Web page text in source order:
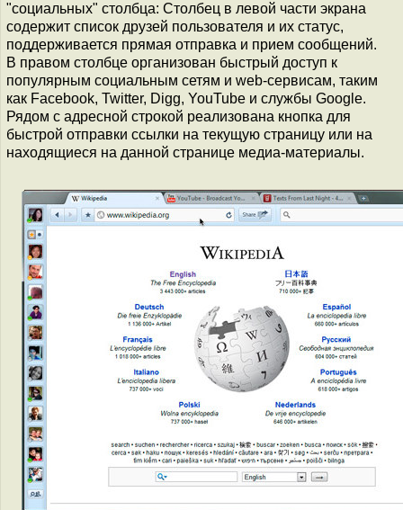
"социальных" столбца: Столбец в левой части экрана
содержит список друзей пользователя и их статус,
поддерживается прямая отправка и прием сообщений.
В правом столбце организован быстрый доступ к
популярным социальным сетям и web-сервисам, таким
как Facebook, Twitter, Digg, YouTube и службы Google.
Рядом с адресной строкой реализована кнопка для
быстрой отправки ссылки на текущую страницу или на
находящиеся на данной странице медиа-материалы.